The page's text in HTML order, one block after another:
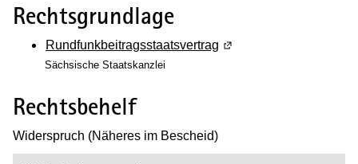
Rechtsgrundlage
Rundfunkbeitragsstaatsvertrag (Wird in einem neuen
Sächsische Staatskanzlei
Rechtsbehelf
Widerspruch (Näheres im Bescheid)